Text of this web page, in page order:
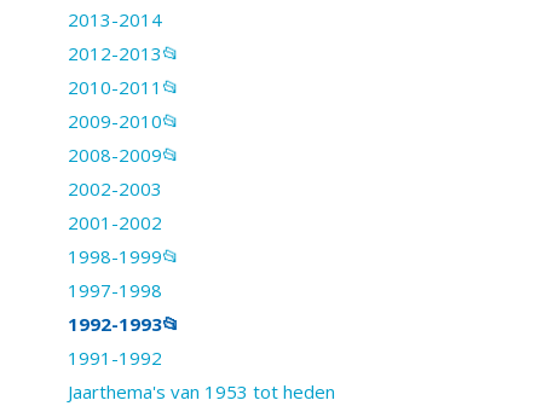
2013-2014
2012-2013📂
2010-2011📂
2009-2010📂
2008-2009📂
2002-2003
2001-2002
1998-1999📂
1997-1998
1992-1993📂
1991-1992
Jaarthema's van 1953 tot heden